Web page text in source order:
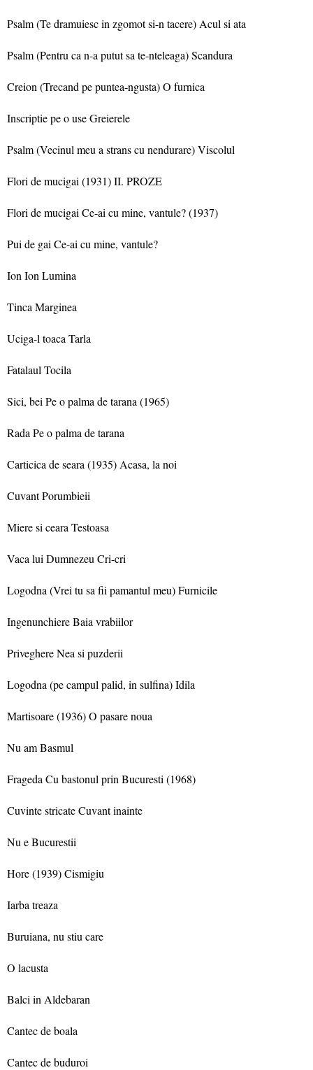
Psalm (Te dramuiesc in zgomot si-n tacere) Acul si ata
Psalm (Pentru ca n-a putut sa te-nteleaga) Scandura
Creion (Trecand pe puntea-ngusta) O furnica
Inscriptie pe o use Greierele
Psalm (Vecinul meu a strans cu nendurare) Viscolul
Flori de mucigai (1931) II. PROZE
Flori de mucigai Ce-ai cu mine, vantule? (1937)
Pui de gai Ce-ai cu mine, vantule?
Ion Ion Lumina
Tinca Marginea
Uciga-l toaca Tarla
Fatalaul Tocila
Sici, bei Pe o palma de tarana (1965)
Rada Pe o palma de tarana
Carticica de seara (1935) Acasa, la noi
Cuvant Porumbieii
Miere si ceara Testoasa
Vaca lui Dumnezeu Cri-cri
Logodna (Vrei tu sa fii pamantul meu) Furnicile
Ingenunchiere Baia vrabiilor
Priveghere Nea si puzderii
Logodna (pe campul palid, in sulfina) Idila
Martisoare (1936) O pasare noua
Nu am Basmul
Frageda Cu bastonul prin Bucuresti (1968)
Cuvinte stricate Cuvant inainte
Nu e Bucurestii
Hore (1939) Cismigiu
Iarba treaza
Buruiana, nu stiu care
O lacusta
Balci in Aldebaran
Cantec de boala
Cantec de buduroi